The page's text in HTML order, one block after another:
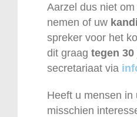
Aarzel dus niet
nemen of uw
spreker voor het
dit graag tegen
secretariaat via
Heeft u mensen in
misschien